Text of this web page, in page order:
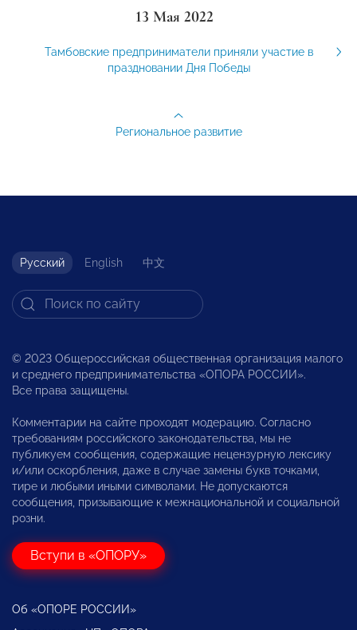
13 Мая 2022
Тамбовские предприниматели приняли участие в
праздновании Дня Победы
Региональное развитие
Русский English 中文
© 2023 Общероссийская общественная организация малого
и среднего предпринимательства «ОПОРА РОССИИ».
Все права защищены.
Комментарии на сайте проходят модерацию. Согласно
требованиям российского законодательства, мы не
публикуем сообщения, содержащие нецензурную лексику
и/или оскорбления, даже в случае замены букв точками,
тире и любыми иными символами. Не допускаются
сообщения, призывающие к межнациональной и социальной
розни.
Вступи в «ОПОРУ»
Об «ОПОРЕ РОССИИ»